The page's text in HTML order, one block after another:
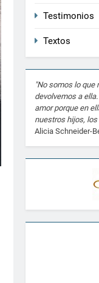
Testimonios
Textos
"No somos lo que
devolvemos a
amor porque en
nuestros hijos, los
Alicia Schneider-